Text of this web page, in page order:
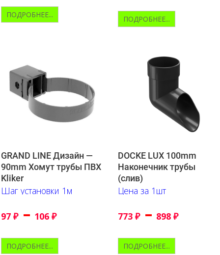
ПОДРОБНЕЕ... ПОДРОБНЕЕ...
GRAND LINE Дизайн —
90mm Хомут трубы ПВХ
Kliker
Шаг установки 1м
97 ₽ – 106 ₽
ПОДРОБНЕЕ...
DOCKE LUX 100mm
Наконечник трубы
(слив)
Цена за 1шт
773 ₽ – 898 ₽
ПОДРОБНЕЕ...